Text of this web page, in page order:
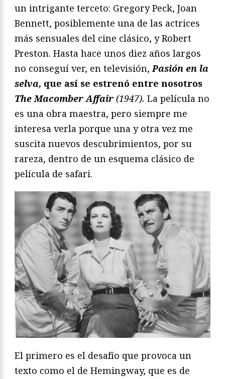
un intrigante terceto: Gregory Peck, Joan
Bennett, posiblemente una de las actrices
más sensuales del cine clásico, y Robert
Preston. Hasta hace unos diez años largos
no conseguí ver, en televisión,Pasión en la
selva, que así se estrenó entre nosotros
The Macomber Affair (1947). La película no
es una obra maestra, pero siempre me
interesa verla porque una y otra vez me
suscita nuevos descubrimientos, por su
rareza, dentro de un esquema clásico de
película de safari.
El primero es el desafío que provoca un
texto como el de Hemingway, que es de